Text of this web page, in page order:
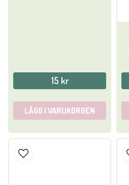
15 kr
LÄGG I VARUKORGEN